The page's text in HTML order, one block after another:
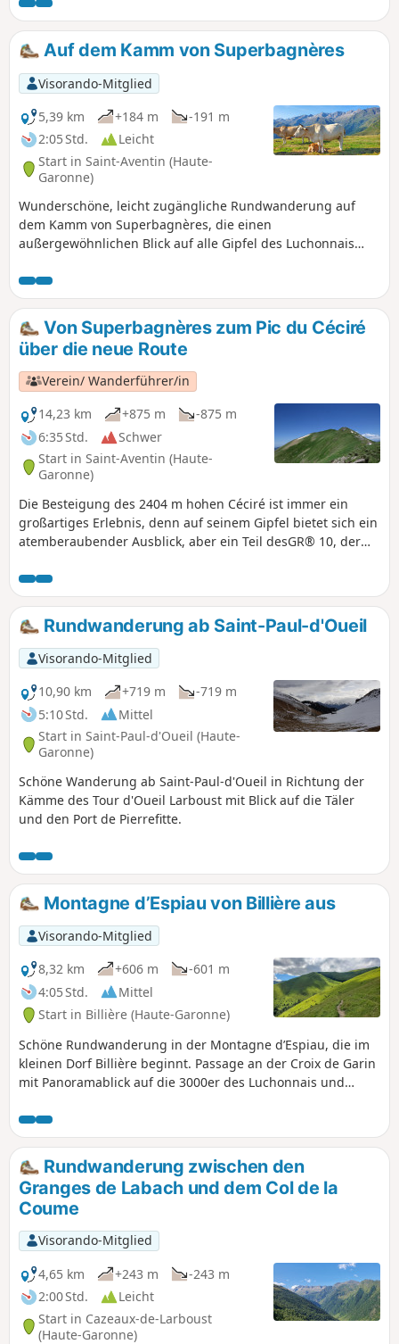
kann. Die Rückfahrt erfolgt mit öffentlichen Verkehrsmitteln
zum Bahnhof von Luchon.
Auf dem Kamm von Superbagnères
Visorando-Mitglied
5,39 km
+184 m
-191 m
2:05 Std.
Leicht
Start in Saint-Aventin (Haute-
Garonne)
Wunderschöne, leicht zugängliche Rundwanderung auf
dem Kamm von Superbagnères, die einen
außergewöhnlichen Blick auf alle Gipfel des Luchonnais
Von Superbagnères zum Pic du Céciré
über die neue Route
Verein/ Wanderführer/in
14,23 km
+875 m
-875 m
6:35 Std.
Schwer
Start in Saint-Aventin (Haute-
Garonne)
Die Besteigung des 2404 m hohen Céciré ist immer ein
großartiges Erlebnis, denn auf seinem Gipfel bietet sich ein
atemberaubender Ausblick, aber ein Teil desGR® 10, der
Glücklicherweise können Sie diesen Klassiker weiterhin
genießen, indem Sie die neue, sicherere Route desGR® 10
nehmen.Rundwanderung ab Saint-Paul-d'Oueil
Visorando-Mitglied
10,90 km
+719 m
-719 m
5:10 Std.
Mittel
Start in Saint-Paul-d'Oueil (Haute-
Garonne)
Schöne Wanderung ab Saint-Paul-d'Oueil in Richtung der
Kämme des Tour d'Oueil Larboust mit Blick auf die Täler
und den Port de Pierrefitte.
Montagne d’Espiau von Billière aus
Visorando-Mitglied
8,32 km
+606 m
-601 m
4:05 Std.
Mittel
Start in Billière (Haute-Garonne)
Schöne Rundwanderung in der Montagne d’Espiau, die im
kleinen Dorf Billière beginnt. Passage an der Croix de Garin
mit Panoramablick auf die 3000er des Luchonnais und
Route mit einigen Abschnitten abseits der Wege.
Rundwanderung zwischen den
Granges de Labach und dem Col de la
Coume
Visorando-Mitglied
4,65 km
+243 m
-243 m
2:00 Std.
Leicht
Start in Cazeaux-de-Larboust
(Haute-Garonne)